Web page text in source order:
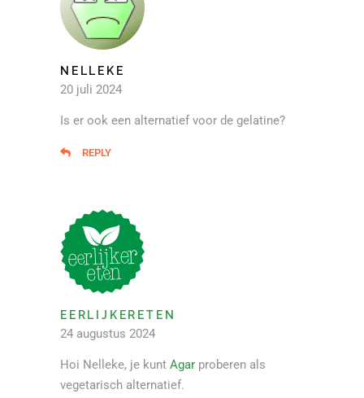
NELLEKE
20 juli 2024
Is er ook een alternatief voor de gelatine?
REPLY
EERLIJKERETEN
24 augustus 2024
Hoi Nelleke, je kunt Agar proberen als
vegetarisch alternatief.